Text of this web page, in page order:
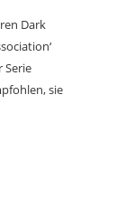
Dark
Serie
sie